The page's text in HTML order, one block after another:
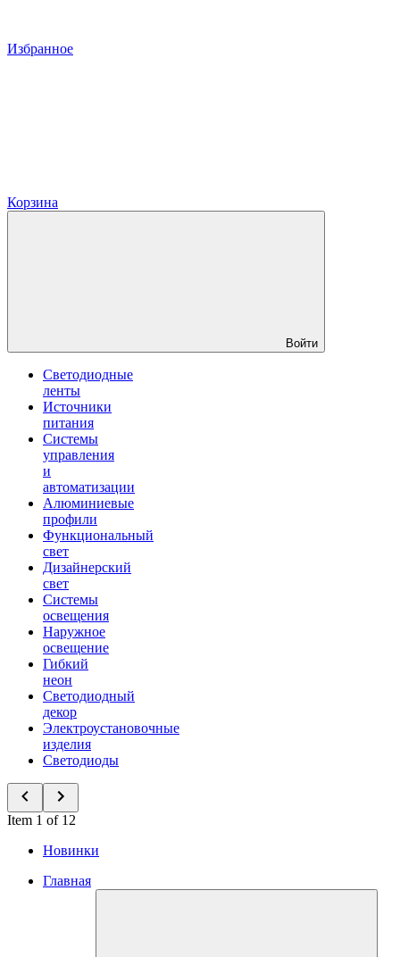
Избранное
Корзина
Войти
Светодиодные
ленты
Источники
питания
Системы
управления
и
автоматизации
Алюминиевые
профили
Функциональный
свет
Дизайнерский
свет
Системы
освещения
Наружное
освещение
Гибкий
неон
Светодиодный
декор
Электроустановочные
изделия
Светодиоды
Item 1 of 12
Новинки
Главная